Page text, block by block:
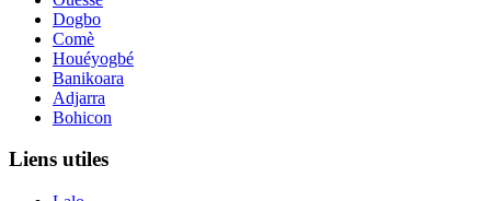
Dogbo
Comè
Houéyogbé
Banikoara
Adjarra
Bohicon
Liens utiles